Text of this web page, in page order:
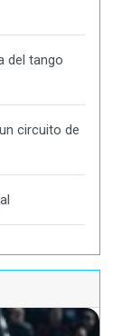
del tango
circuito de